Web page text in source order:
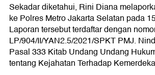
Sekadar diketahui, Rini Diana
ke Polres Metro Jakarta Selatan pada
Laporan tersebut terdaftar dengan
LP/904/II/YAN2.5/2021/SPKT PMJ.
Pasal 333 Kitab Undang Undang
tentang Kejahatan Terhadap